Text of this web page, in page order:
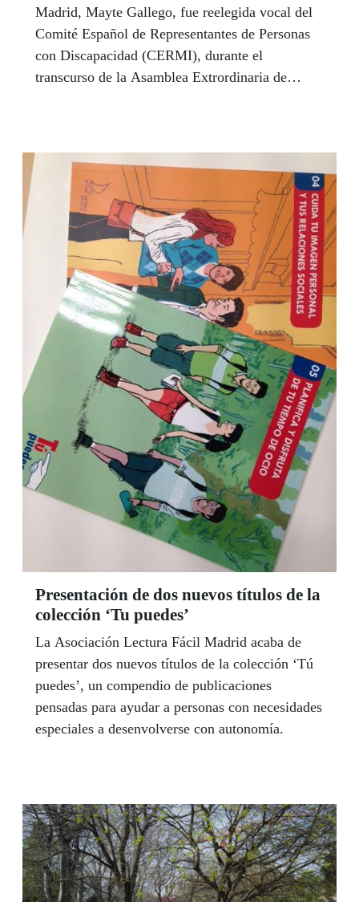
Madrid, Mayte Gallego, fue reelegida vocal del
Comité Español de Representantes de Personas
con Discapacidad (CERMI), durante el
transcurso de la Asamblea Extrordinaria de
Presentación de dos nuevos títulos de la
colección ‘Tu puedes’
La Asociación Lectura Fácil Madrid acaba de
presentar dos nuevos títulos de la colección ‘Tú
puedes’, un compendio de publicaciones
pensadas para ayudar a personas con necesidades
especiales a desenvolverse con autonomía.